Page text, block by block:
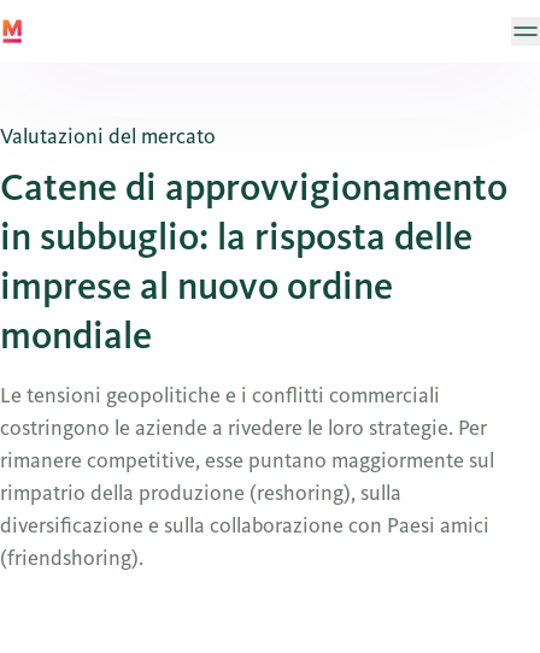
Valutazioni del mercato
Catene di approvvigionamento
in subbuglio: la risposta delle
imprese al nuovo ordine
mondiale
Le tensioni geopolitiche e i conflitti commerciali
costringono le aziende a rivedere le loro strategie. Per
rimanere competitive, esse puntano maggiormente sul
rimpatrio della produzione (reshoring), sulla
diversificazione e sulla collaborazione con Paesi amici
(friendshoring).